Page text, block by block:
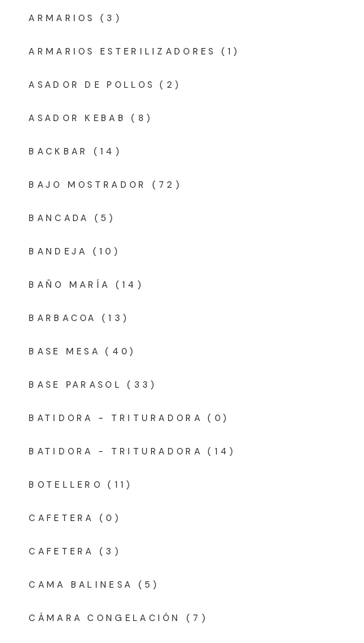
ARMARIOS (3)
ARMARIOS ESTERILIZADORES (1)
ASADOR DE POLLOS (2)
ASADOR KEBAB (8)
BACKBAR (14)
BAJO MOSTRADOR (72)
BANCADA (5)
BANDEJA (10)
BAÑO MARÍA (14)
BARBACOA (13)
BASE MESA (40)
BASE PARASOL (33)
BATIDORA - TRITURADORA (0)
BATIDORA - TRITURADORA (14)
BOTELLERO (11)
CAFETERA (0)
CAFETERA (3)
CAMA BALINESA (5)
CÁMARA CONGELACIÓN (7)